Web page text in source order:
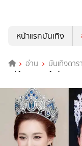
หน้าแรกบันเทิง
อ่าน บันเทิงดารา
วนีย์” สวมองค์ “นุ้ย สุจิ